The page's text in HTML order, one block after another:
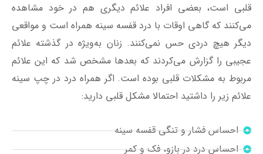
قلبی است، بعضی افراد علائم دیگری هم در خود مشاهده
می‌کنند که گاهی اوقات با درد قفسه سینه همراه است و مواقعی
دیگر هیچ دردی حس نمی‌کنند. زنان به‌ویژه در گذشته علائم
عجیبی را گزارش می‌کردند که بعدها مشخص شد که این علائم
مربوط به مشکلات قلبی بوده ‌است. اگر همراه درد در چپ سینه
علائم زیر را داشتید احتمالا مشکل قلبی دارید:
احساس فشار و تنگی قفسه سینه
احساس درد در بازو، فک و کمر